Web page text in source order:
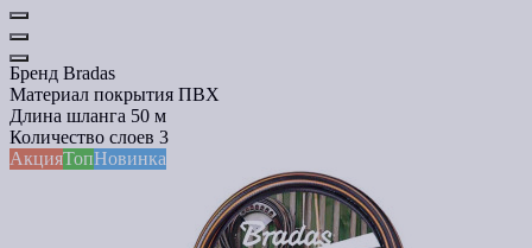
Бренд Bradas
Материал покрытия ПВХ
Длина шланга 50 м
Количество слоев 3
АкцияТопНовинка